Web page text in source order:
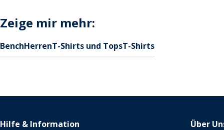
Zeige mir mehr:
BenchHerrenT-Shirts und TopsT-Shirts
Hilfe & Information
Über